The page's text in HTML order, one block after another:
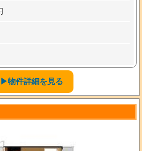
▶物件詳細を見る